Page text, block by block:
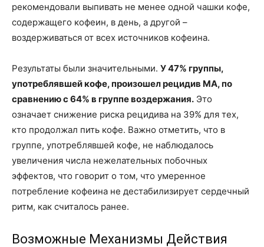
рекомендовали выпивать не менее одной чашки кофе,
содержащего кофеин, в день, а другой –
воздерживаться от всех источников кофеина.
Результаты были значительными. У 47% группы,
употреблявшей кофе, произошел рецидив МА, по
сравнению с 64% в группе воздержания. Это
означает снижение риска рецидива на 39% для тех,
кто продолжал пить кофе. Важно отметить, что в
группе, употреблявшей кофе, не наблюдалось
увеличения числа нежелательных побочных
эффектов, что говорит о том, что умеренное
потребление кофеина не дестабилизирует сердечный
ритм, как считалось ранее.
Возможные Механизмы Действия